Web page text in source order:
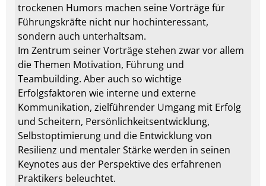
trockenen Humors machen seine Vorträge für
Führungskräfte nicht nur hochinteressant,
sondern auch unterhaltsam.
Im Zentrum seiner Vorträge stehen zwar vor allem
die Themen Motivation, Führung und
Teambuilding. Aber auch so wichtige
Erfolgsfaktoren wie interne und externe
Kommunikation, zielführender Umgang mit Erfolg
und Scheitern, Persönlichkeitsentwicklung,
Selbstoptimierung und die Entwicklung von
Resilienz und mentaler Stärke werden in seinen
Keynotes aus der Perspektive des erfahrenen
Praktikers beleuchtet.